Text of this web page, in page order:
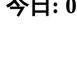
今日: 0